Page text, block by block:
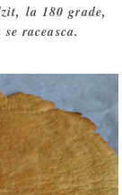
la 180 grade,
raceasca.